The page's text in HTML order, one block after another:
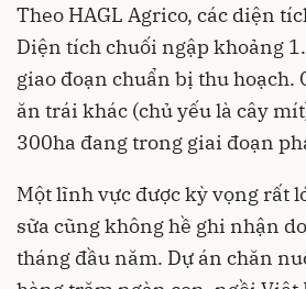
Theo HAGL Agrico, các diện
Diện tích chuối ngập khoảng
giao đoạn chuẩn bị thu hoạch.
ăn trái khác (chủ yếu là cây
300ha đang trong giai đoạn
Một lĩnh vực được kỳ vọng rất
sữa cũng không hề ghi nhận
tháng đầu năm. Dự án chăn